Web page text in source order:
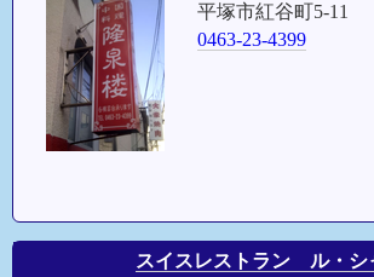
平塚市紅谷町5-11
0463-23-4399
スイスレストラン ル・シ